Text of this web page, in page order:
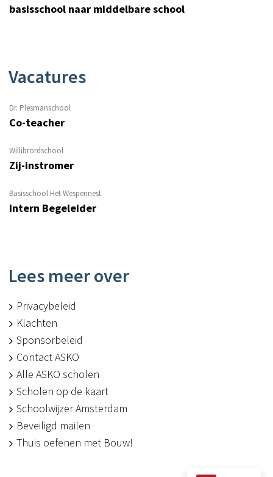
basisschool naar middelbare school
Vacatures
Dr. Plesmanschool
Co-teacher
Willibrordschool
Zij-instromer
Basisschool Het Wespennest
Intern Begeleider
Lees meer over
Privacybeleid
Klachten
Sponsorbeleid
Contact ASKO
Alle ASKO scholen
Scholen op de kaart
Schoolwijzer Amsterdam
Beveiligd mailen
Thuis oefenen met Bouw!